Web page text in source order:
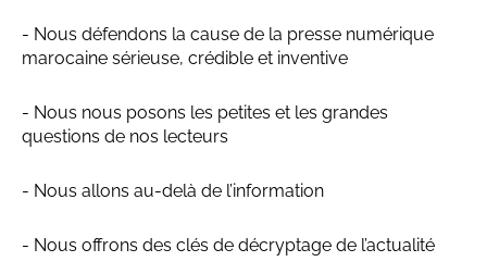
- Nous défendons la cause de la presse numérique
marocaine sérieuse, crédible et inventive
- Nous nous posons les petites et les grandes
questions de nos lecteurs
- Nous allons au-delà de l’information
- Nous offrons des clés de décryptage de l’actualité